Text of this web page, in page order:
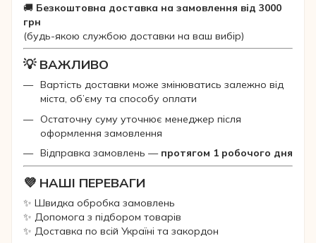
🚚 Безкоштовна доставка на замовлення від 3000
грн
(будь-якою службою доставки на ваш вибір)
💡 ВАЖЛИВО
Вартість доставки може змінюватись залежно від
міста, об’єму та способу оплати
Остаточну суму уточнює менеджер після
оформлення замовлення
Відправка замовлень — протягом 1 робочого дня
💜 НАШІ ПЕРЕВАГИ
✨ Швидка обробка замовлень
✨ Допомога з підбором товарів
✨ Доставка по всій Україні та закордон